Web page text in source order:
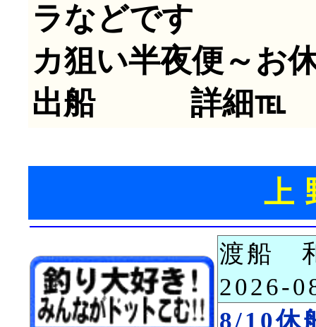
ラなど
カ狙い半夜便～
出船 詳細℡
上
渡船
2026-
8/10休